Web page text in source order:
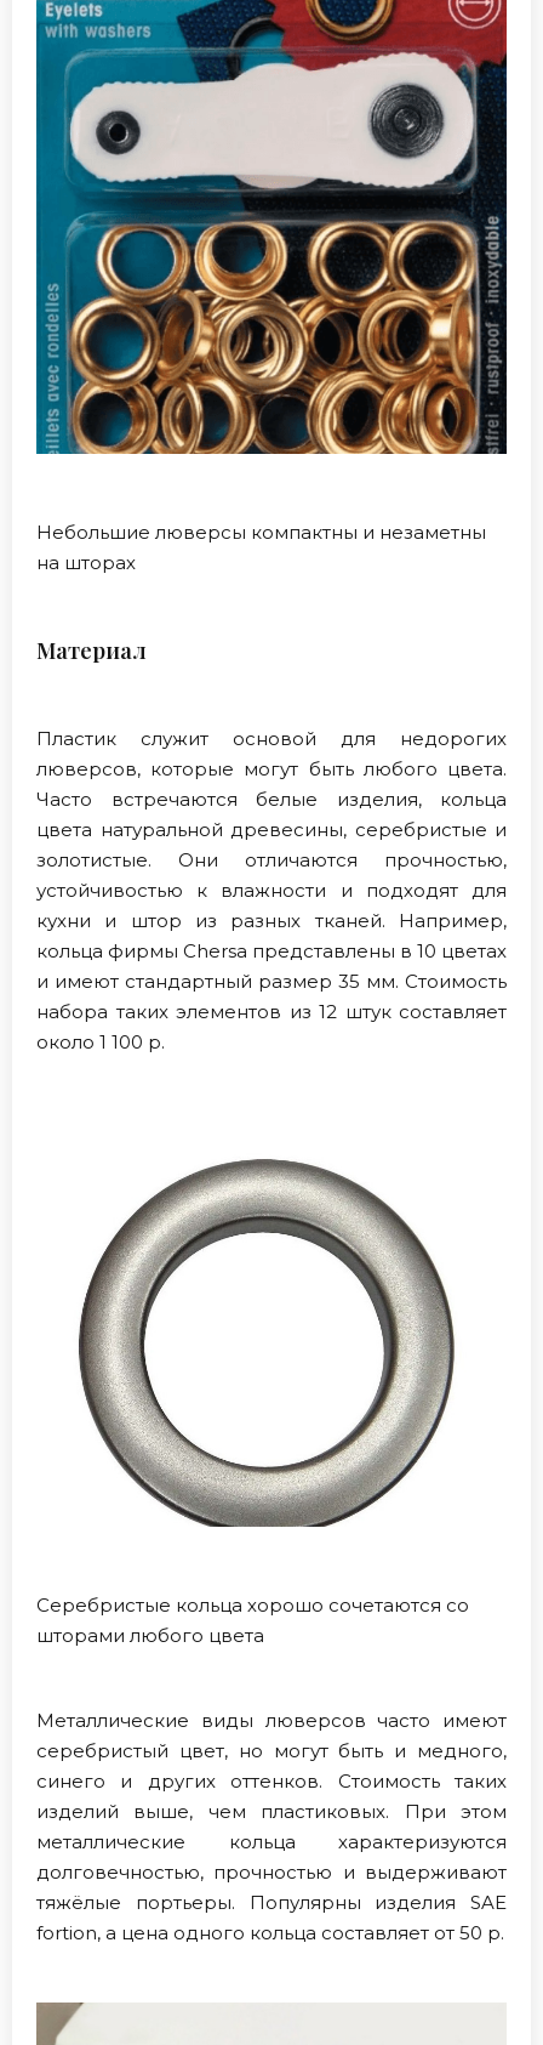
Небольшие люверсы компактны и незаметны
на шторах
Материал
Пластик служит основой для недорогих
люверсов, которые могут быть любого цвета.
Часто встречаются белые изделия, кольца
цвета натуральной древесины, серебристые и
золотистые. Они отличаются прочностью,
устойчивостью к влажности и подходят для
кухни и штор из разных тканей. Например,
кольца фирмы Chersa представлены в 10 цветах
и имеют стандартный размер 35 мм. Стоимость
набора таких элементов из 12 штук составляет
около 1 100 р.
Серебристые кольца хорошо сочетаются со
шторами любого цвета
Металлические виды люверсов часто имеют
серебристый цвет, но могут быть и медного,
синего и других оттенков. Стоимость таких
изделий выше, чем пластиковых. При этом
металлические кольца характеризуются
долговечностью, прочностью и выдерживают
тяжёлые портьеры. Популярны изделия SAE
fortion, а цена одного кольца составляет от 50 р.